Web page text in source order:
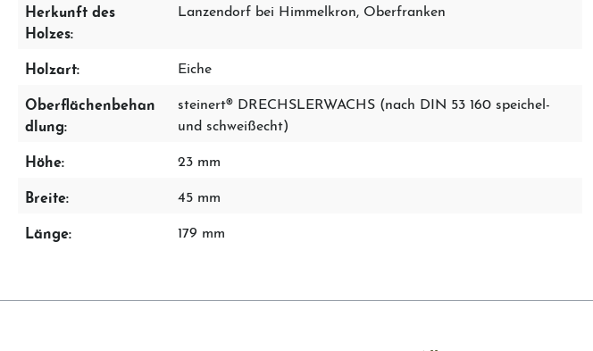
Herkunft des
Holzes:
Lanzendorf bei Himmelkron, Oberfranken
Holzart: Eiche
Oberflächenbehan
dlung:
steinert® DRECHSLERWACHS (nach DIN 53 160 speichel-
und schweißecht)
Höhe: 23 mm
Breite: 45 mm
Länge: 179 mm